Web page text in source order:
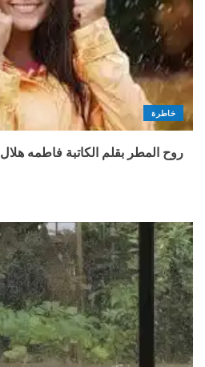
خاطرة
روح المطر بقلم الكاتبة فاطمه هلال